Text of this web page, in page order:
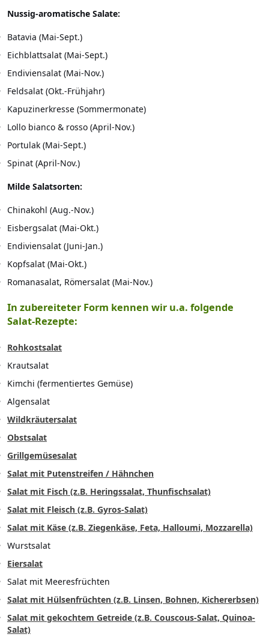
Nussig-aromatische Salate:
Batavia (Mai-Sept.)
Eichblattsalat (Mai-Sept.)
Endiviensalat (Mai-Nov.)
Feldsalat (Okt.-Frühjahr)
Kapuzinerkresse (Sommermonate)
Lollo bianco & rosso (April-Nov.)
Portulak (Mai-Sept.)
Spinat (April-Nov.)
Milde Salatsorten:
Chinakohl (Aug.-Nov.)
Eisbergsalat (Mai-Okt.)
Endiviensalat (Juni-Jan.)
Kopfsalat (Mai-Okt.)
Romanasalat, Römersalat (Mai-Nov.)
In zubereiteter Form kennen wir u.a. folgende
Salat-Rezepte:
Rohkostsalat
Krautsalat
Kimchi (fermentiertes Gemüse)
Algensalat
Wildkräutersalat
Obstsalat
Grillgemüsesalat
Salat mit Putenstreifen / Hähnchen
Salat mit Fisch (z.B. Heringssalat, Thunfischsalat)
Salat mit Fleisch (z.B. Gyros-Salat)
Salat mit Käse (z.B. Ziegenkäse, Feta, Halloumi, Mozzarella)
Wurstsalat
Eiersalat
Salat mit Meeresfrüchten
Salat mit Hülsenfrüchten (z.B. Linsen, Bohnen, Kichererbsen)
Salat mit gekochtem Getreide (z.B. Couscous-Salat, Quinoa-
Salat)